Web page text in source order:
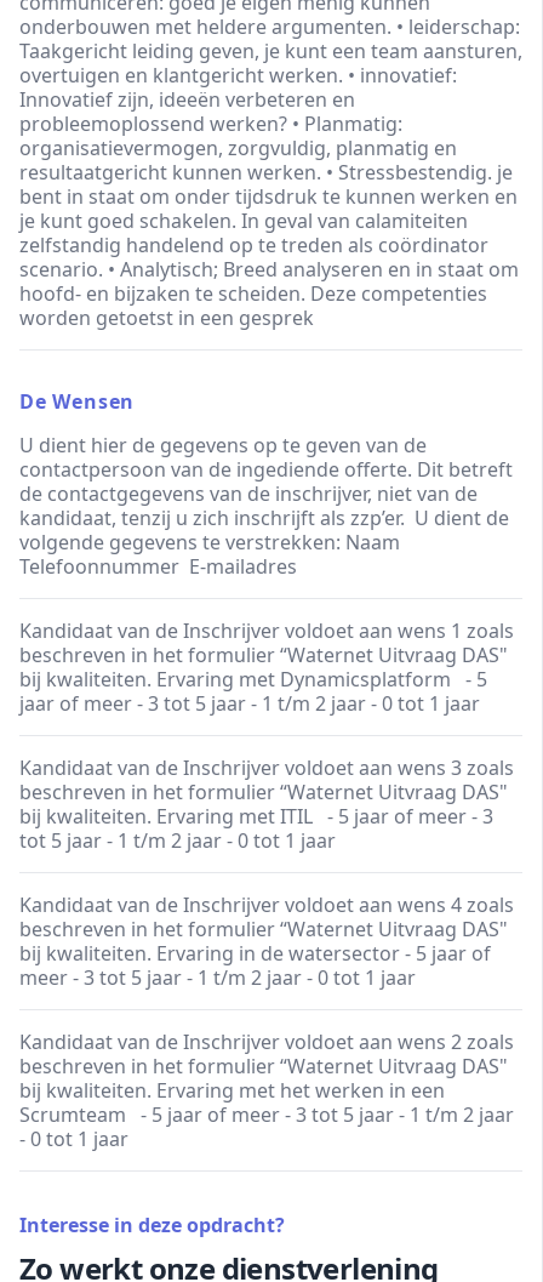
onderbouwen met heldere argumenten. • leiderschap:
Taakgericht leiding geven, je kunt een team aansturen,
overtuigen en klantgericht werken. • innovatief:
Innovatief zijn, ideeën verbeteren en
probleemoplossend werken? • Planmatig:
organisatievermogen, zorgvuldig, planmatig en
resultaatgericht kunnen werken. • Stressbestendig. je
bent in staat om onder tijdsdruk te kunnen werken en
je kunt goed schakelen. In geval van calamiteiten
zelfstandig handelend op te treden als coördinator
scenario. • Analytisch; Breed analyseren en in staat om
hoofd- en bijzaken te scheiden. Deze competenties
worden getoetst in een gesprek
De Wensen
U dient hier de gegevens op te geven van de
contactpersoon van de ingediende offerte. Dit betreft
de contactgegevens van de inschrijver, niet van de
kandidaat, tenzij u zich inschrijft als zzp’er. U dient de
volgende gegevens te verstrekken: Naam
Telefoonnummer E-mailadres
Kandidaat van de Inschrijver voldoet aan wens 1 zoals
beschreven in het formulier “Waternet Uitvraag DAS"
bij kwaliteiten. Ervaring met Dynamicsplatform - 5
jaar of meer - 3 tot 5 jaar - 1 t/m 2 jaar - 0 tot 1 jaar
Kandidaat van de Inschrijver voldoet aan wens 3 zoals
beschreven in het formulier “Waternet Uitvraag DAS"
bij kwaliteiten. Ervaring met ITIL - 5 jaar of meer - 3
tot 5 jaar - 1 t/m 2 jaar - 0 tot 1 jaar
Kandidaat van de Inschrijver voldoet aan wens 4 zoals
beschreven in het formulier “Waternet Uitvraag DAS"
bij kwaliteiten. Ervaring in de watersector - 5 jaar of
meer - 3 tot 5 jaar - 1 t/m 2 jaar - 0 tot 1 jaar
Kandidaat van de Inschrijver voldoet aan wens 2 zoals
beschreven in het formulier “Waternet Uitvraag DAS"
bij kwaliteiten. Ervaring met het werken in een
Scrumteam - 5 jaar of meer - 3 tot 5 jaar - 1 t/m 2 jaar
- 0 tot 1 jaar
Interesse in deze opdracht?
Zo werkt onze dienstverlening